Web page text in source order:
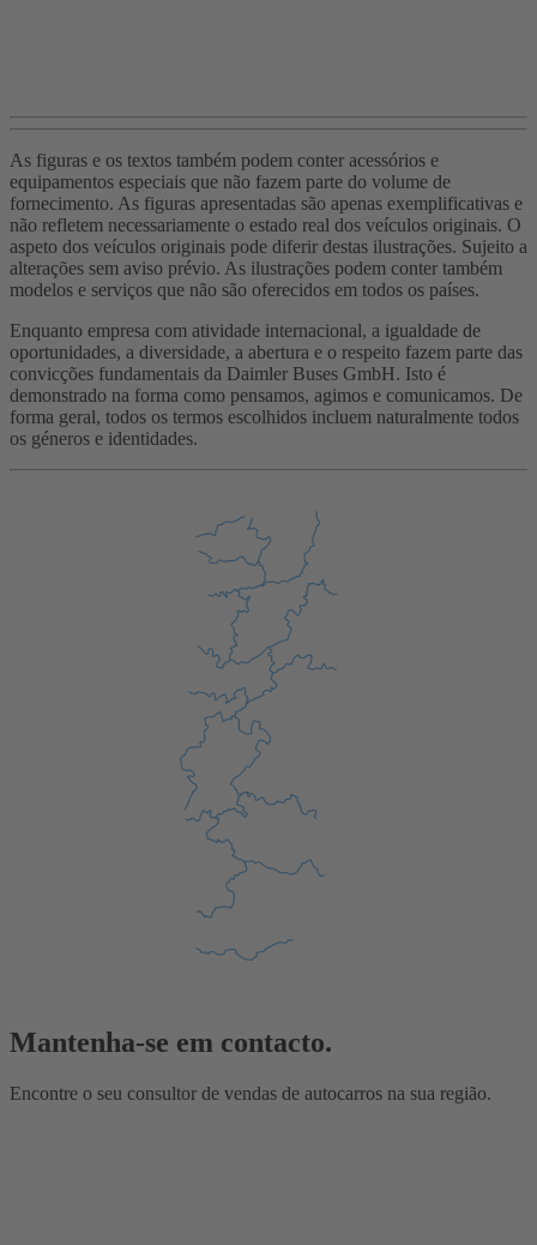
As figuras e os textos também podem conter acessórios e
equipamentos especiais que não fazem parte do volume de
fornecimento. As figuras apresentadas são apenas exemplificativas e
não refletem necessariamente o estado real dos veículos originais. O
aspeto dos veículos originais pode diferir destas ilustrações. Sujeito a
alterações sem aviso prévio. As ilustrações podem conter também
modelos e serviços que não são oferecidos em todos os países.
Enquanto empresa com atividade internacional, a igualdade de
oportunidades, a diversidade, a abertura e o respeito fazem parte das
convicções fundamentais da Daimler Buses GmbH. Isto é
demonstrado na forma como pensamos, agimos e comunicamos. De
forma geral, todos os termos escolhidos incluem naturalmente todos
os géneros e identidades.
Mantenha-se em contacto.
Encontre o seu consultor de vendas de autocarros na sua região.